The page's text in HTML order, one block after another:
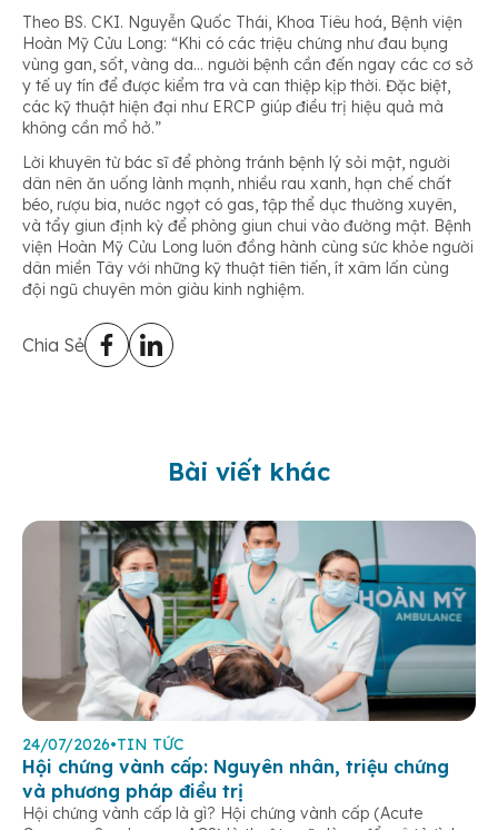
Theo BS. CKI. Nguyễn Quốc Thái, Khoa Tiêu hoá, Bệnh viện
Hoàn Mỹ Cửu Long: “Khi có các triệu chứng như đau bụng
vùng gan, sốt, vàng da… người bệnh cần đến ngay các cơ sở
y tế uy tín để được kiểm tra và can thiệp kịp thời. Đặc biệt,
các kỹ thuật hiện đại như ERCP giúp điều trị hiệu quả mà
không cần mổ hở.”
Lời khuyên từ bác sĩ để phòng tránh bệnh lý sỏi mật, người
dân nên ăn uống lành mạnh, nhiều rau xanh, hạn chế chất
béo, rượu bia, nước ngọt có gas, tập thể dục thường xuyên,
và tẩy giun định kỳ để phòng giun chui vào đường mật. Bệnh
viện Hoàn Mỹ Cửu Long luôn đồng hành cùng sức khỏe người
dân miền Tây với những kỹ thuật tiên tiến, ít xâm lấn cùng
đội ngũ chuyên môn giàu kinh nghiệm.
Chia Sẻ
Bài viết khác
24/07/2026•TIN TỨC
Hội chứng vành cấp: Nguyên nhân, triệu chứng
và phương pháp điều trị
Hội chứng vành cấp là gì? Hội chứng vành cấp (Acute